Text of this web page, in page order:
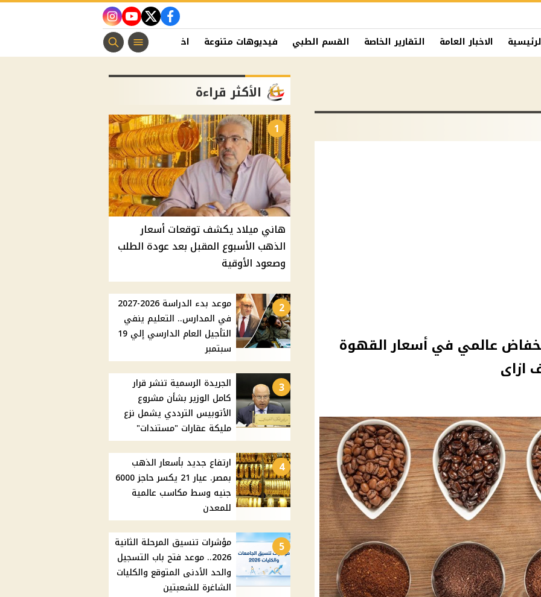
facebook
twitter
youtube
instagram
الاخبار العامة التقارير الخاصة القسم الطبي فيديوهات متنوعة اخبار الفن منوعات مسيحية
عالمي في أسعار القهوة
الأكثر قراءة
1
هاني ميلاد يكشف توقعات أسعار
الذهب الأسبوع المقبل بعد عودة الطلب
وصعود الأوقية
2
موعد بدء الدراسة 2026-2027
في المدارس.. التعليم ينفي
التأجيل العام الدارسي إلي 19
سبتمبر
3
الجريدة الرسمية تنشر قرار
كامل الوزير بشأن مشروع
الأتوبيس الترددي يشمل نزع
مليكة عقارات "مستندات"
4
ارتفاع جديد بأسعار الذهب
بمصر. عيار 21 يكسر حاجز 6000
جنيه وسط مكاسب عالمية
للمعدن
5
مؤشرات تنسيق المرحلة الثانية
2026.. موعد فتح باب التسجيل
والحد الأدنى المتوقع والكليات
الشاغرة للشعبتين